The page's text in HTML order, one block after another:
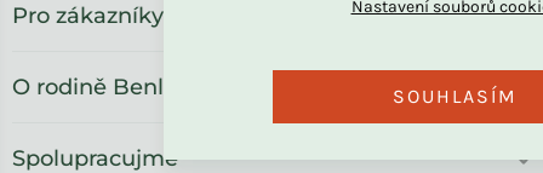
SOUHLASÍM
Pro zákazníky
O rodině Benlemi
Spolupracujme